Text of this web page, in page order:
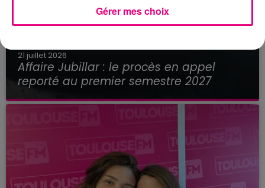
21 juillet 2026
Affaire Jubillar : le procès en appel
reporté au premier semestre 2027
Gérer mes choix